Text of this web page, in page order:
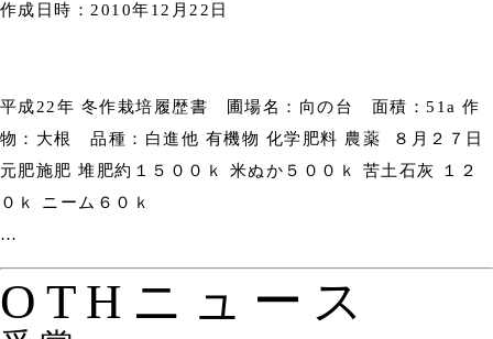
作成日時：2010年12月22日
平成22年 冬作栽培履歴書 圃場名：向の台 面積：51a 作
物：大根 品種：白進他 有機物 化学肥料 農薬 ８月２７日
元肥施肥 堆肥約１５００ｋ 米ぬか５００ｋ 苦土石灰 １２
０ｋ ニーム６０ｋ
…
OTHニュース